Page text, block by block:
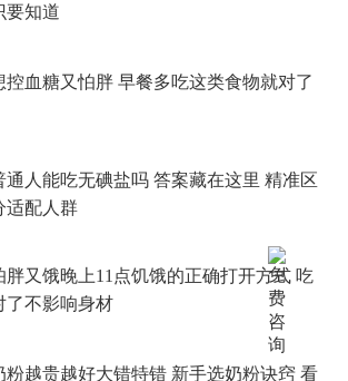
要知道
控血糖又怕胖 早餐多吃这类食物就对了
通人能吃无碘盐吗 答案藏在这里 精准区
适配人群
胖又饿晚上11点饥饿的正确打开方式 吃
了不影响身材
粉越贵越好大错特错 新手选奶粉诀窍 看